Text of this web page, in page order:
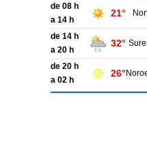
de 08 h
a 14 h
21°
de 14 h
a 20 h
32°
de 20 h
a 02 h
26°